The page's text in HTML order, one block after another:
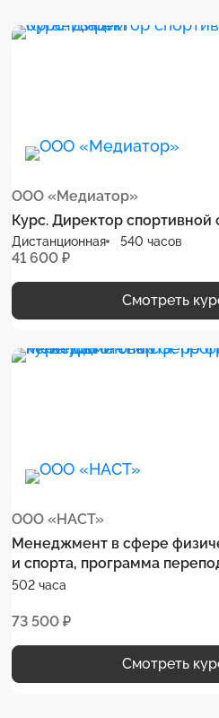
ООО «Медиатор»
Курс. Директор спортивной
Дистанционная 540 часов
41 600 ₽
Смотреть
ООО «НАСТ»
Менеджмент в сфере
и спорта, программа
502 часа
73 500 ₽
Смотреть